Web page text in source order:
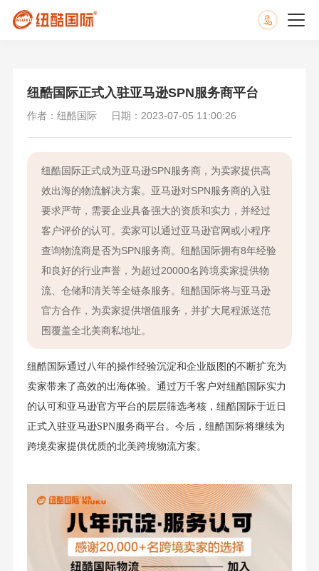
纽酷国际正式入驻亚马逊SPN服务商平台
作者：纽酷国际 日期：2023-07-05 11:00:26
纽酷国际正式成为亚马逊SPN服务商，为卖家提供高
效出海的物流解决方案。亚马逊对SPN服务商的入驻
要求严苛，需要企业具备强大的资质和实力，并经过
客户评价的认可。卖家可以通过亚马逊官网或小程序
查询物流商是否为SPN服务商。纽酷国际拥有8年经验
和良好的行业声誉，为超过20000名跨境卖家提供物
流、仓储和清关等全链条服务。纽酷国际将与亚马逊
官方合作，为卖家提供增值服务，并扩大尾程派送范
围覆盖全北美商私地址。
纽酷国际通过八年的操作经验沉淀和企业版图的不断扩充为
卖家带来了高效的出海体验。通过万千客户对纽酷国际实力
的认可和亚马逊官方平台的层层筛选考核，纽酷国际于近日
正式入驻亚马逊SPN服务商平台。今后，纽酷国际将继续为
跨境卖家提供优质的北美跨境物流方案。